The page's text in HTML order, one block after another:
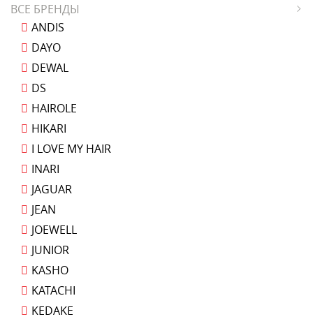
ВСЕ БРЕНДЫ
ANDIS
DAYO
DEWAL
DS
HAIROLE
HIKARI
I LOVE MY HAIR
INARI
JAGUAR
JEAN
JOEWELL
JUNIOR
KASHO
KATACHI
KEDAKE